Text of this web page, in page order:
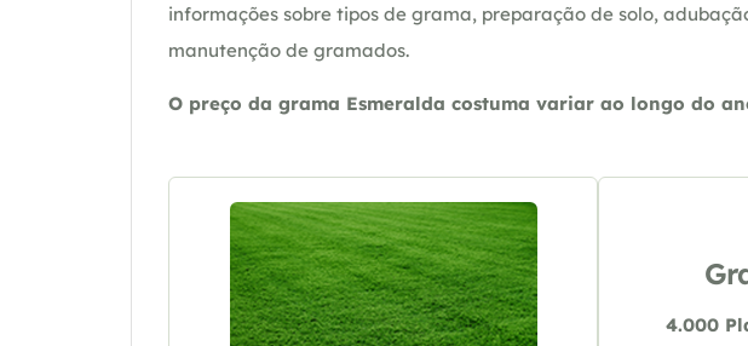
informações sobre tipos de grama, preparação de solo,
manutenção de gramados.
O preço da grama Esmeralda costuma variar ao longo do
4.000